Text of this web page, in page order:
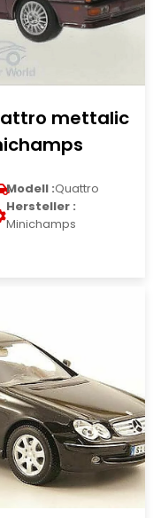
mettalic
Modell :Quattro
Hersteller :
Minichamps